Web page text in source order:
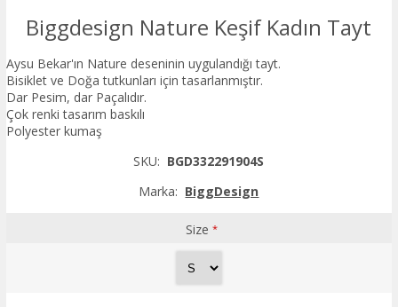
Biggdesign Nature Keşif Kadın Tayt
Aysu Bekar'ın Nature deseninin uygulandığı tayt.
Bisiklet ve Doğa tutkunları için tasarlanmıştır.
Dar Pesim, dar Paçalıdır.
Çok renki tasarım baskılı
Polyester kumaş
SKU: BGD332291904S
Marka: BiggDesign
Size *